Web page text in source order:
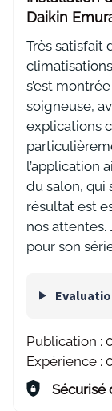
Daikin
Très satisfait
s’est
soigneuse,
explications
l’application
du salon, qui
résultat est
nos
pour son
Publication :
Expérience :
Sécurisé